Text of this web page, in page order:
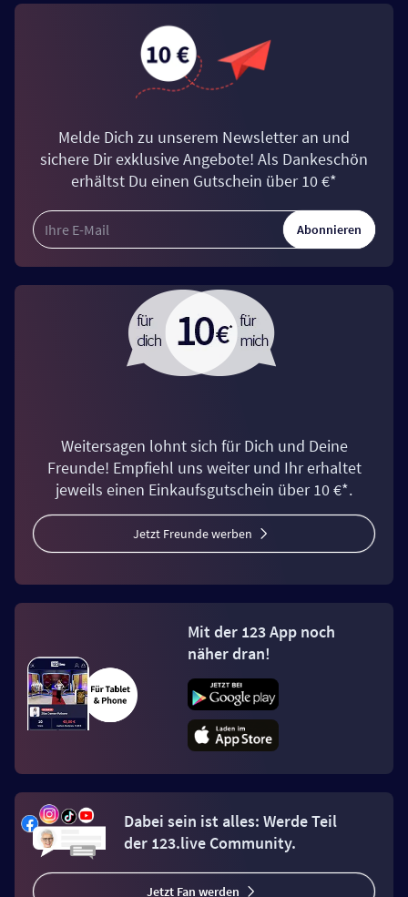
Melde Dich zu unserem Newsletter an und
sichere Dir exklusive Angebote! Als Dankeschön
erhältst Du einen Gutschein über 10 €*
Abonnieren
Weitersagen lohnt sich für Dich und Deine
Freunde! Empfiehl uns weiter und Ihr erhaltet
jeweils einen Einkaufsgutschein über 10 €*.
Jetzt Freunde werben
Mit der 123 App noch
näher dran!
Dabei sein ist alles: Werde Teil
der 123.live Community.
Jetzt Fan werden